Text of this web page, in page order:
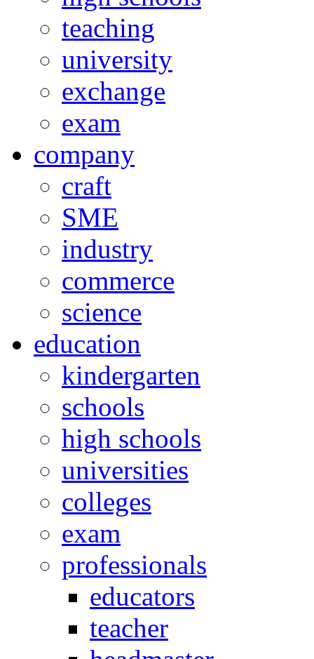
teaching
university
exchange
exam
company
craft
SME
industry
commerce
science
education
kindergarten
schools
high schools
universities
colleges
exam
professionals
educators
teacher